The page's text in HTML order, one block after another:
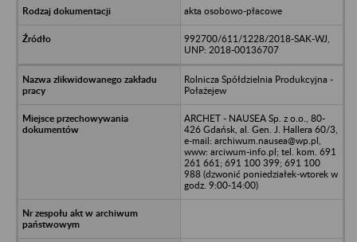
akta osobowo-płacowe
992700/611/1228/2018-SAK-WJ,
UNP: 2018-00136707
Rolnicza Spółdzielnia Produkcyjna -
Połażejew
ARCHET - NAUSEA Sp. z o.o., 80-
426 Gdańsk, al. Gen. J. Hallera 60/3,
e-mail: archiwum.nausea@wp.pl,
www: arciwum-info.pl; tel. kom. 691
261 661; 691 100 399; 691 100
988 (dzwonić poniedziałek-wtorek w
godz. 9:00-14:00)